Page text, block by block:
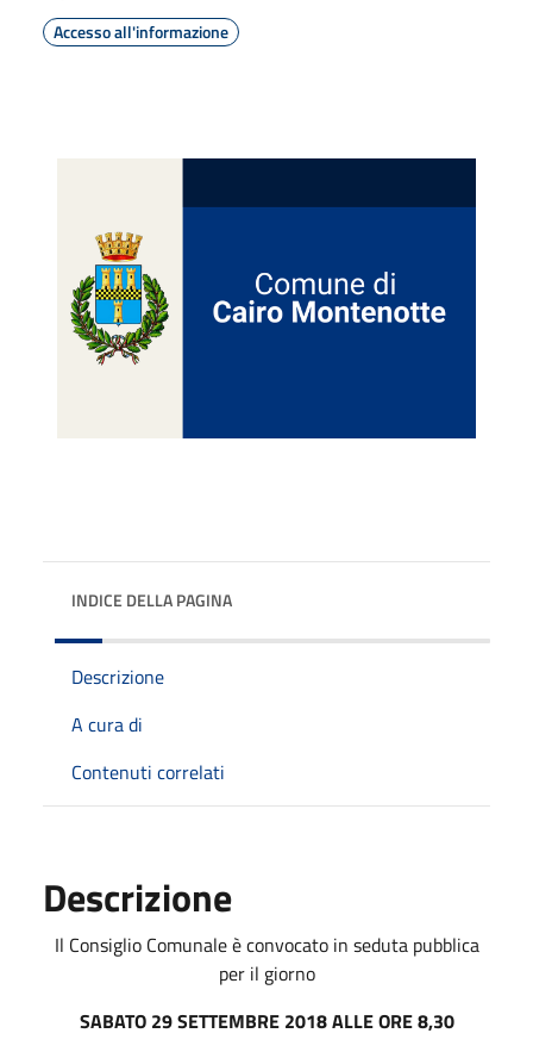
Accesso all'informazione
INDICE DELLA PAGINA
Descrizione
A cura di
Contenuti correlati
Descrizione
Il Consiglio Comunale è convocato in seduta pubblica
per il giorno
SABATO 29 SETTEMBRE 2018 ALLE ORE 8,30